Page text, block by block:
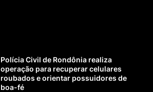
Polícia Civil de Rondônia realiza
operação para recuperar celulares
roubados e orientar possuidores de
boa-fé